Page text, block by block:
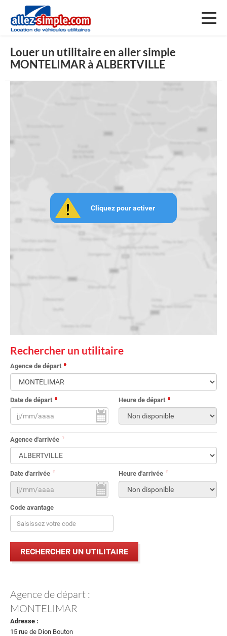
Louer un utilitaire en aller simple
MONTELIMAR à ALBERTVILLE
Cliquez pour activer
Rechercher un utilitaire
Agence de départ
Date de départ Heure de départ
Agence d'arrivée
Date d'arrivée Heure d'arrivée
Code avantage
Agence de départ :
MONTELIMAR
Adresse :
15 rue de Dion Bouton